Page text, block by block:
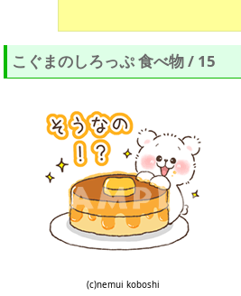
こぐまのしろっぷ 食べ物 / 15
(c)nemui koboshi